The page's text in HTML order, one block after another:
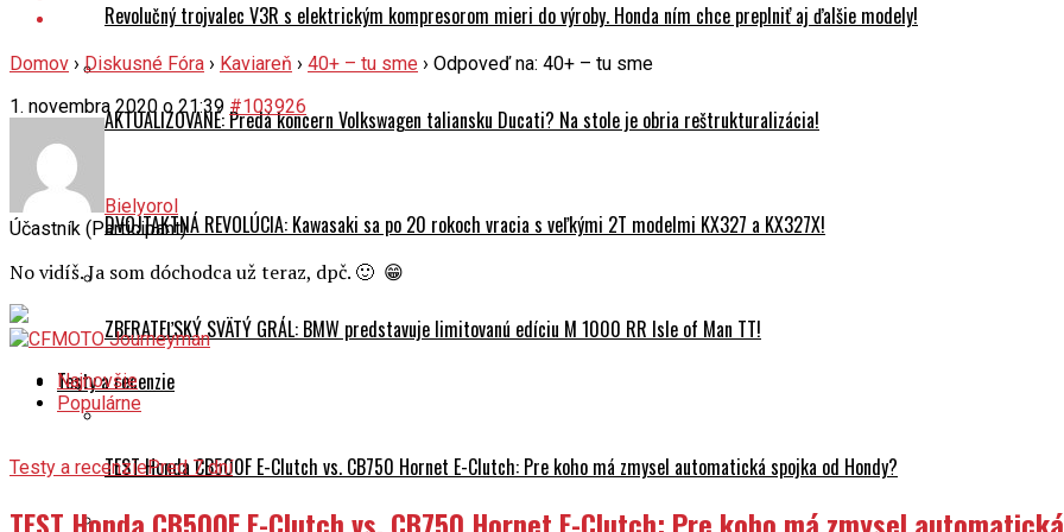
Revolučný trojvalec V3R s elektrickým kompresorom mieri do výroby. Honda ním chce preplniť aj ďalšie modely!
AKTUALIZOVANÉ: Predá koncern Volkswagen taliansku Ducati? Na stole je obria reštrukturalizácia!
DVOJTAKTNÁ REVOLÚCIA: Kawasaki sa po 20 rokoch vracia s veľkými 2T modelmi KX327 a KX327X!
ZBERATEĽSKÝ SVÄTÝ GRÁL: BMW predstavuje limitovanú edíciu M 1000 RR Isle of Man TT!
Testy a recenzie
TEST Honda CB500F E-Clutch vs. CB750 Hornet E-Clutch: Pre koho má zmysel automatická spojka od Hondy?
Domov › Diskusné Fóra › Kaviareň › 40+ – tu sme › Odpoveď na: 40+ – tu sme
1. novembra 2020 o 21:39 #103926
Bielyorol
Účastník (Participant)
No vidíš. Ja som dóchodca už teraz, dpč. 🙂 😁
Najnovšie
Populárne
Testy a recenziePred 7 dní
TEST Honda CB500F E-Clutch vs. CB750 Hornet E-Clutch: Pre koho má zmysel